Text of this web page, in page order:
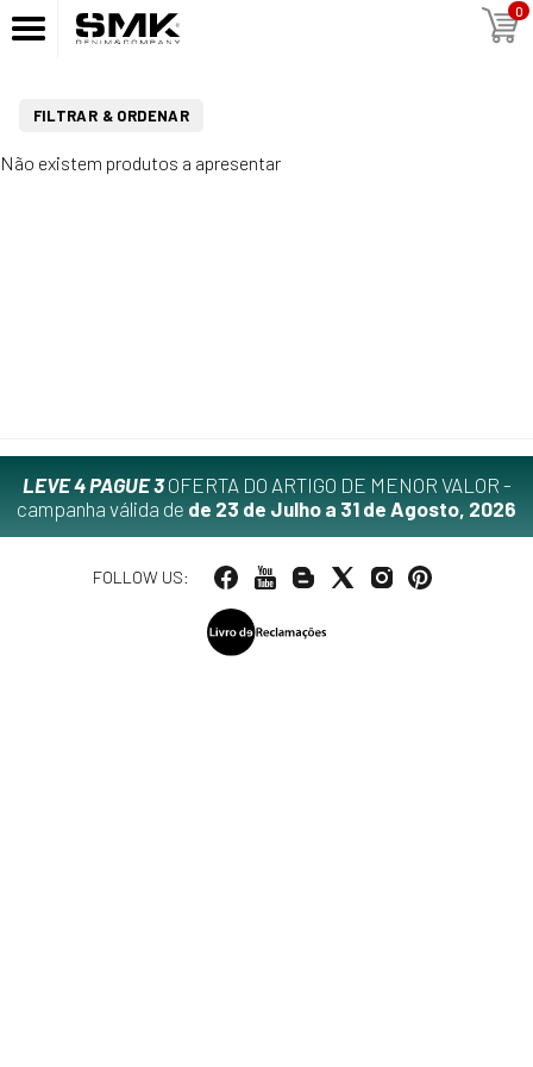
0
FILTRAR & ORDENAR
Não existem produtos a apresentar
LEVE 4 PAGUE 3OFERTA DO ARTIGO DE MENOR VALOR -
campanha válida de de 23 de Julho a 31 de Agosto, 2026
FOLLOW US: